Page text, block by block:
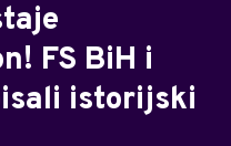
FS BiH i
istorijski